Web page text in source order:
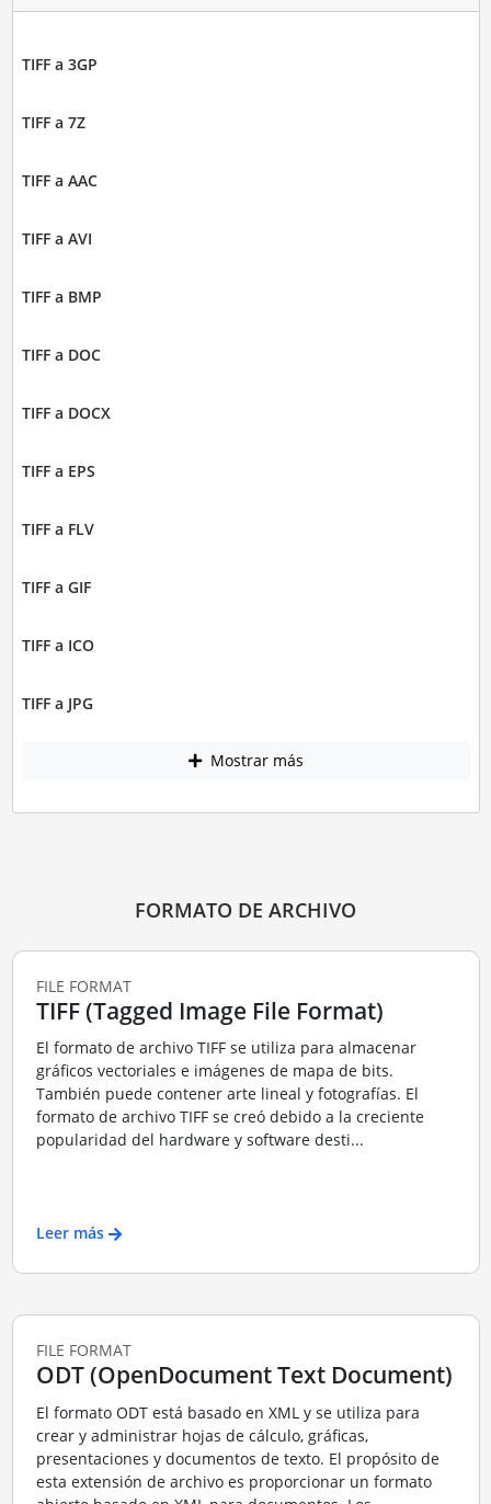
TIFF a 3GP
TIFF a 7Z
TIFF a AAC
TIFF a AVI
TIFF a BMP
TIFF a DOC
TIFF a DOCX
TIFF a EPS
TIFF a FLV
TIFF a GIF
TIFF a ICO
TIFF a JPG
Mostrar más
FORMATO DE ARCHIVO
FILE FORMAT
TIFF (Tagged Image File Format)
El formato de archivo TIFF se utiliza para almacenar
gráficos vectoriales e imágenes de mapa de bits.
También puede contener arte lineal y fotografías. El
formato de archivo TIFF se creó debido a la creciente
popularidad del hardware y software desti...
Leer más
FILE FORMAT
ODT (OpenDocument Text Document)
El formato ODT está basado en XML y se utiliza para
crear y administrar hojas de cálculo, gráficas,
presentaciones y documentos de texto. El propósito de
esta extensión de archivo es proporcionar un formato